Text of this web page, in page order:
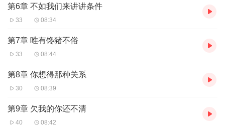
第6章 不如我们来讲讲条件
33 08:34
第7章 唯有馋猪不俗
33 08:44
第8章 你想得那种关系
30 08:39
第9章 欠我的你还不清
40 08:42